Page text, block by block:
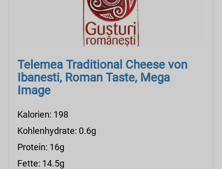
Telemea Traditional Cheese von
Ibanesti, Roman Taste, Mega
Image
Kalorien: 198
Kohlenhydrate: 0.6g
Protein: 16g
Fette: 14.5g